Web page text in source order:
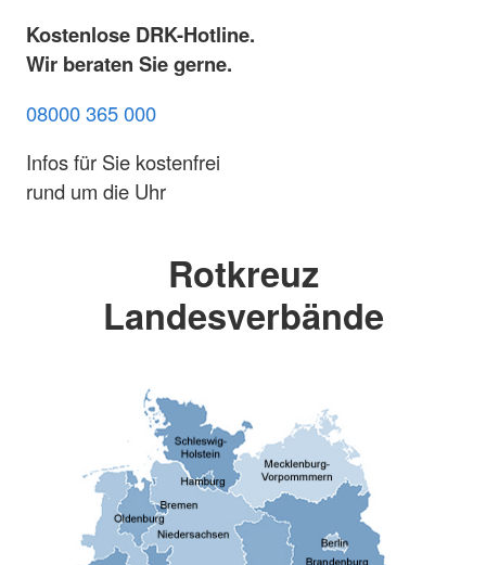
Kostenlose DRK-Hotline.
Wir beraten Sie gerne.
08000 365 000
Infos für Sie kostenfrei
rund um die Uhr
Rotkreuz
Landesverbände